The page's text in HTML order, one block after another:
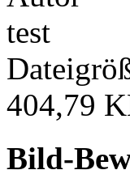
test
404,79
Bild-